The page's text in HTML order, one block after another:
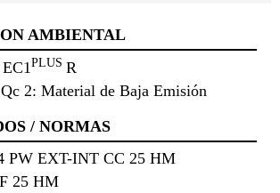
AMBIENTAL
PLUSR
2: Material de Baja Emisión
/ NORMAS
PW EXT-INT CC 25 HM
25 HM